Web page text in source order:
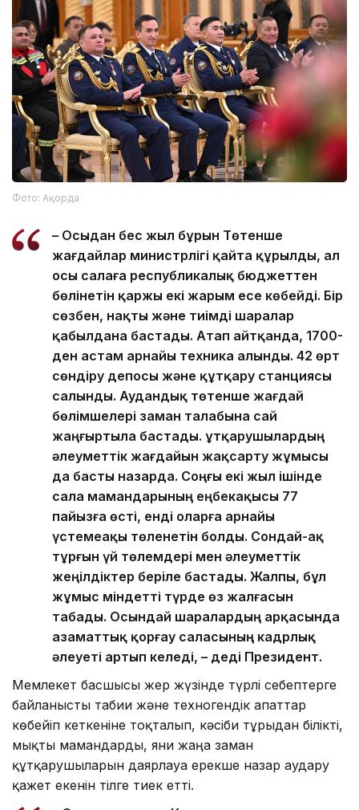
Фото: Ақорда
– Осыдан бес жыл бұрын Төтенше
жағдайлар министрлігі қайта құрылды, ал
осы салаға республикалық бюджеттен
бөлінетін қаржы екі жарым есе көбейді. Бір
сөзбен, нақты және тиімді шаралар
қабылдана бастады. Атап айтқанда, 1700-
ден астам арнайы техника алынды. 42 өрт
сөндіру депосы және құтқару станциясы
салынды. Аудандық төтенше жағдай
бөлімшелері заман талабына сай
жаңғыртыла бастады. Құтқарушылардың
әлеуметтік жағдайын жақсарту жұмысы
да басты назарда. Соңғы екі жыл ішінде
сала мамандарының еңбекақысы 77
пайызға өсті, енді оларға арнайы
үстемеақы төленетін болды. Сондай-ақ
тұрғын үй төлемдері мен әлеуметтік
жеңілдіктер беріле бастады. Жалпы, бұл
жұмыс міндетті түрде өз жалғасын
табады. Осындай шаралардың арқасында
азаматтық қорғау саласының кадрлық
әлеуеті артып келеді, – деді Президент.
Мемлекет басшысы жер жүзінде түрлі себептерге
байланысты табиғи және техногендік апаттар
көбейіп кеткеніне тоқталып, кәсіби тұрғыдан білікті,
мықты мамандарды, яғни жаңа заман
құтқарушыларын даярлауға ерекше назар аудару
қажет екенін тілге тиек етті.